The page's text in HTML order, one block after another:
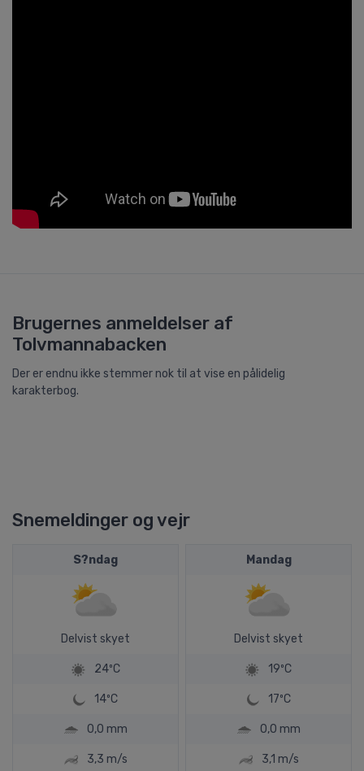
Brugernes anmeldelser af
Tolvmannabacken
Der er endnu ikke stemmer nok til at vise en pålidelig
karakterbog.
Snemeldinger og vejr
S?ndag
Delvist skyet
24ºC
14ºC
0,0 mm
3,3 m/s
Mandag
Delvist skyet
19ºC
17ºC
0,0 mm
3,1 m/s